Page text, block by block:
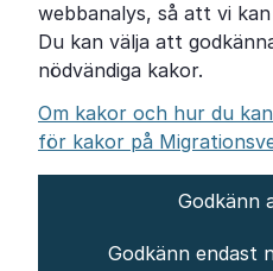
webbanalys, så att vi
Du kan välja att
nödvändiga kakor.
Om kakor och hur du
för kakor på
Godkänn
Godkänn endast
Tillgänglighetsredogörelse
Other languages